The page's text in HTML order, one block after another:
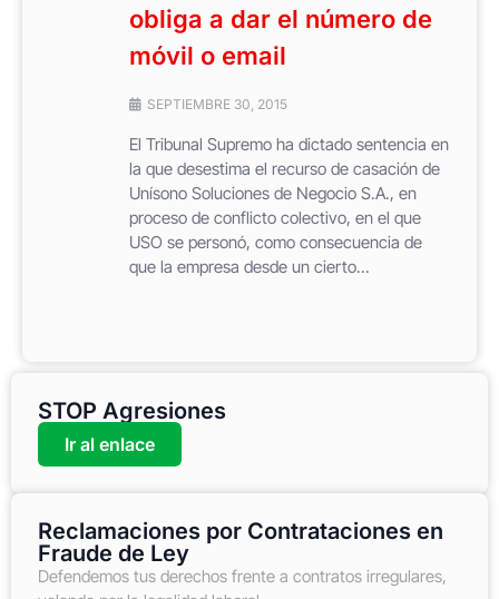
obliga a dar el número de
móvil o email
SEPTIEMBRE 30, 2015
El Tribunal Supremo ha dictado sentencia en
la que desestima el recurso de casación de
Unísono Soluciones de Negocio S.A., en
proceso de conflicto colectivo, en el que
USO se personó, como consecuencia de
que la empresa desde un cierto...
STOP Agresiones
Ir al enlace
Reclamaciones por Contrataciones en
Fraude de Ley
Defendemos tus derechos frente a contratos irregulares,